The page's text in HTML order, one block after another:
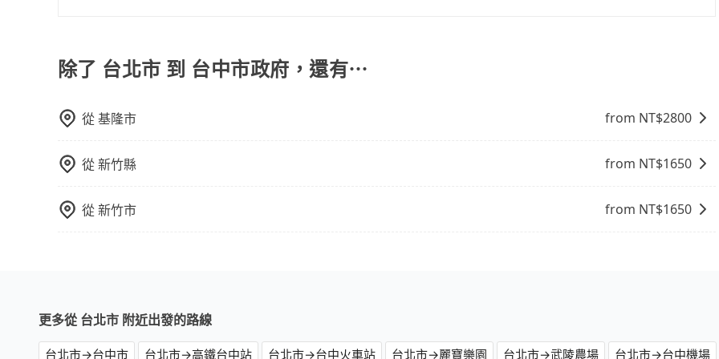
擇「計時包車」，中途需要加點停靠，則不需要額外支付費用。
除了 台北市 到 台中市政府，還有⋯
從基隆市 from NT$2800
從新竹縣 from NT$1650
從新竹市 from NT$1650
更多從 台北市 附近出發的路線
台北市→台中市 台北市→高鐵台中站 台北市→台中火車站 台北市→麗寶樂園 台北市→武陵農場 台北市→台中機場